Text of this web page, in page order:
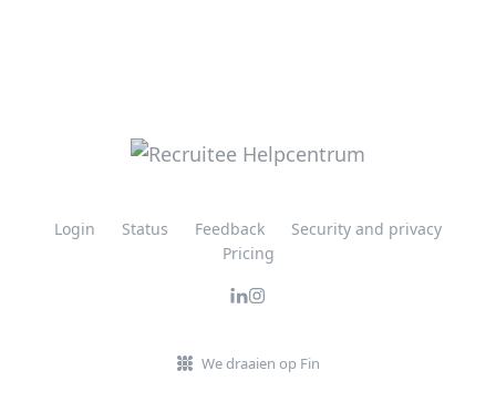
Login Status Feedback
Security and privacy
Pricing
We draaien op Fin